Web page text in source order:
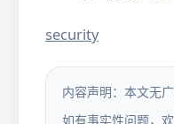
security
内容声明：本文无
如有事实性问题，